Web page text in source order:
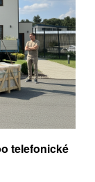
telefonické